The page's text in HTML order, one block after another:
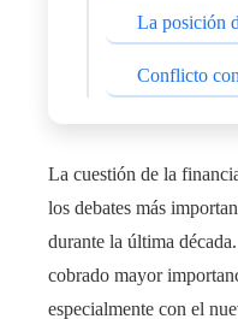
La posición
Conflicto
La cuestión de la
los debates más
durante la última
cobrado mayor
especialmente con el